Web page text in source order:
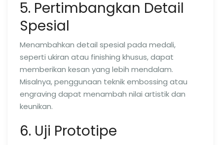
5. Pertimbangkan Detail
Spesial
Menambahkan detail spesial pada medali,
seperti ukiran atau finishing khusus, dapat
memberikan kesan yang lebih mendalam.
Misalnya, penggunaan teknik embossing atau
engraving dapat menambah nilai artistik dan
keunikan.
6. Uji Prototipe